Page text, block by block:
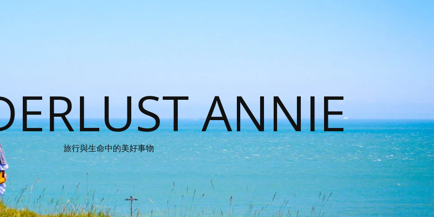
ANNIE
旅行與生命中的美好事物